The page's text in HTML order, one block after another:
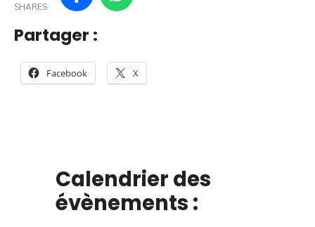
SHARES
Partager :
Facebook X
Calendrier des
évènements :